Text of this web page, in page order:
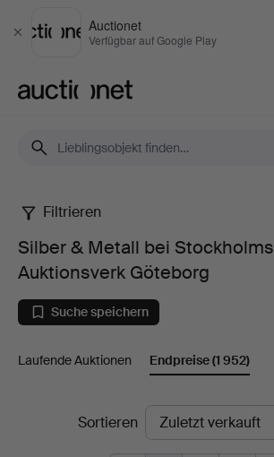
Schließen
Auctionet
Verfügbar auf Google Play
Silber
Metall
bei
Auktionsverk
Filtrieren
Silber & Metall bei Stockholms
Auktionsverk Göteborg
Suche speichern
Laufende Auktionen Endpreise(1 952)
EndpreiseSortieren